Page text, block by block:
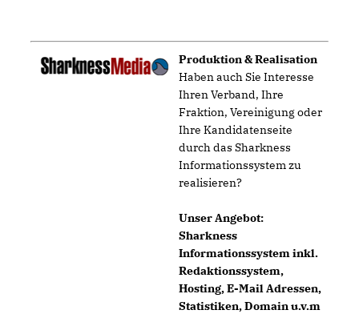
Produktion & Realisation
Haben auch Sie Interesse
Ihren Verband, Ihre
Fraktion, Vereinigung oder
Ihre Kandidatenseite
durch das Sharkness
Informationssystem zu
realisieren?
Unser Angebot:
Sharkness
Informationssystem inkl.
Redaktionssystem,
Hosting, E-Mail Adressen,
Statistiken, Domain u.v.m